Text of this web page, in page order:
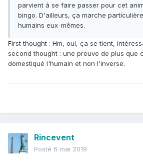
parvient à se faire passer pour cet
bingo. D'ailleurs, ça marche
humains eux-mêmes.
First thought : Hm, oui, ça se tient,
second thought : une preuve de plus que
domestiqué l'humain et non l'inverse.
Rincevent
Posté 6 mai 2019